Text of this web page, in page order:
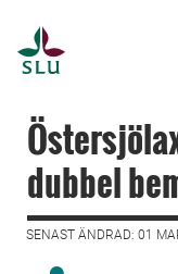
dubbel
SENAST ÄNDRAD: 01